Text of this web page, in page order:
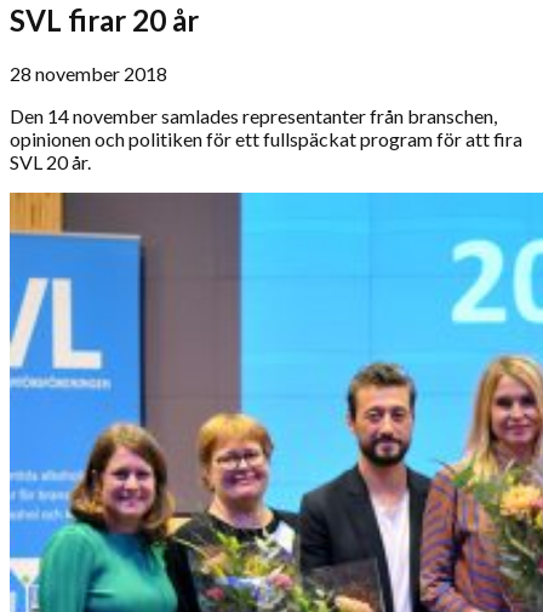
SVL firar 20 år
28 november 2018
Den 14 november samlades representanter från branschen,
opinionen och politiken för ett fullspäckat program för att fira
SVL 20 år.